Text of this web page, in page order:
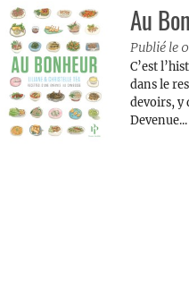
Au
Publié le
C’est
dans le
devoirs, y
Devenue...